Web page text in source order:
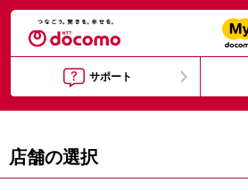
サポート
店舗の選択